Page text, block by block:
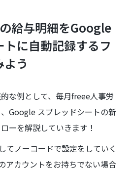
給与明細をGoogle
に自動記録するフ
う
な例として、毎月freee人事労
Google スプレッドシートの新
ーを解説していきます！
てノーコードで設定をしていく
アカウントをお持ちでない場合